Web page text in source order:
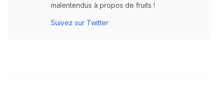
malentendus à propos de fruits !
Suivez sur Twitter